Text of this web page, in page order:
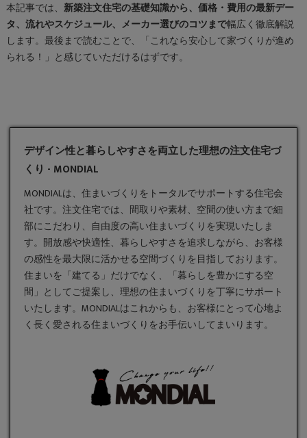
本記事では、 新築注文住宅の基礎知識から、価格・費用の最新デー
タ、流れやスケジュール、メーカー選びのコツまで幅広く徹底解説
します。最後まで読むことで、「これなら安心して家づくりが進め
られる！」と感じていただけるはずです。
デザイン性と暮らしやすさを両立した理想の注文住宅づ
くり - MONDIAL
MONDIALは、住まいづくりをトータルでサポートする住宅会
社です。 注文住宅では、間取りや素材、空間の使い方まで細
部にこだわり、自由度の高い住まいづくりを実現いたしま
す。開放感や快適性、暮らしやすさを追求しながら、お客様
の感性を最大限に活かせる空間づくりを目指しております。
住まいを「建てる」だけでなく、「暮らしを豊かにする空
間」としてご提案し、理想の住まいづくりを丁寧にサポート
いたします。MONDIALはこれからも、お客様にとって心地よ
く長く愛される住まいづくりをお手伝いしてまいります。